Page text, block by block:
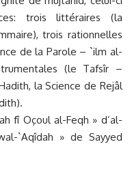
trois littéraires (la
trois rationnelles
de la Parole – `ilm al-
(le Tafsîr –
la Science de Rejâl
fî Oçoul al-Feqh » d’al-
`Aqîdah » de Sayyed